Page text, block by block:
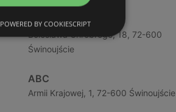
ABC
Bolesława Chrobrego, 18, 72-600
Świnoujście
ABC
Armii Krajowej, 1, 72-600 Świnoujście
POWERED BY COOKIESCRIPT